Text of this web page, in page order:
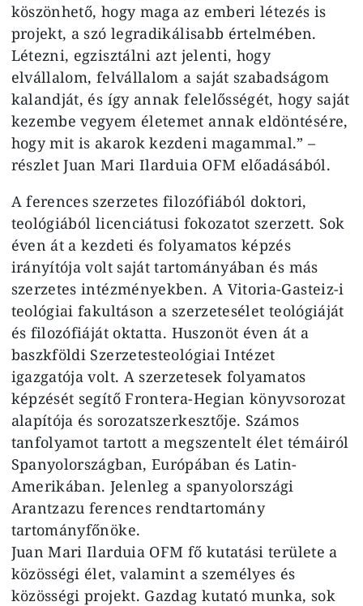
köszönhető, hogy maga az emberi létezés is
projekt, a szó legradikálisabb értelmében.
Létezni, egzisztálni azt jelenti, hogy
elvállalom, felvállalom a saját szabadságom
kalandját, és így annak felelősségét, hogy saját
kezembe vegyem életemet annak eldöntésére,
hogy mit is akarok kezdeni magammal.” –
részlet Juan Mari Ilarduia OFM előadásából.
A ferences szerzetes filozófiából doktori,
teológiából licenciátusi fokozatot szerzett. Sok
éven át a kezdeti és folyamatos képzés
irányítója volt saját tartományában és más
szerzetes intézményekben. A Vitoria-Gasteiz-i
teológiai fakultáson a szerzetesélet teológiáját
és filozófiáját oktatta. Huszonöt éven át a
baszkföldi Szerzetesteológiai Intézet
igazgatója volt. A szerzetesek folyamatos
képzését segítő Frontera-Hegian könyvsorozat
alapítója és sorozatszerkesztője. Számos
tanfolyamot tartott a megszentelt élet témáiról
Spanyolországban, Európában és Latin-
Amerikában. Jelenleg a spanyolországi
Arantzazu ferences rendtartomány
tartományfőnöke.
Juan Mari Ilarduia OFM fő kutatási területe a
közösségi élet, valamint a személyes és
közösségi projekt. Gazdag kutató munka, sok